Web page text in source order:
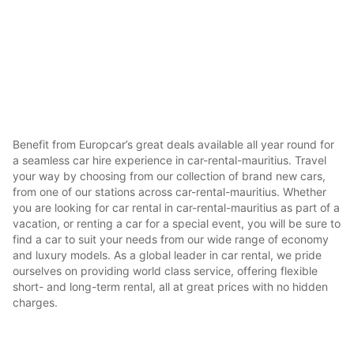
Benefit from Europcar’s great deals available all year round for
a seamless car hire experience in car-rental-mauritius. Travel
your way by choosing from our collection of brand new cars,
from one of our stations across car-rental-mauritius. Whether
you are looking for car rental in car-rental-mauritius as part of a
vacation, or renting a car for a special event, you will be sure to
find a car to suit your needs from our wide range of economy
and luxury models. As a global leader in car rental, we pride
ourselves on providing world class service, offering flexible
short- and long-term rental, all at great prices with no hidden
charges.